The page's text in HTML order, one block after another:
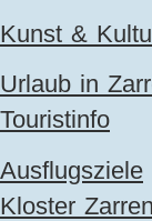
Kunst &
Urlaub in
Touristinfo
Ausflugsziele
Kloster